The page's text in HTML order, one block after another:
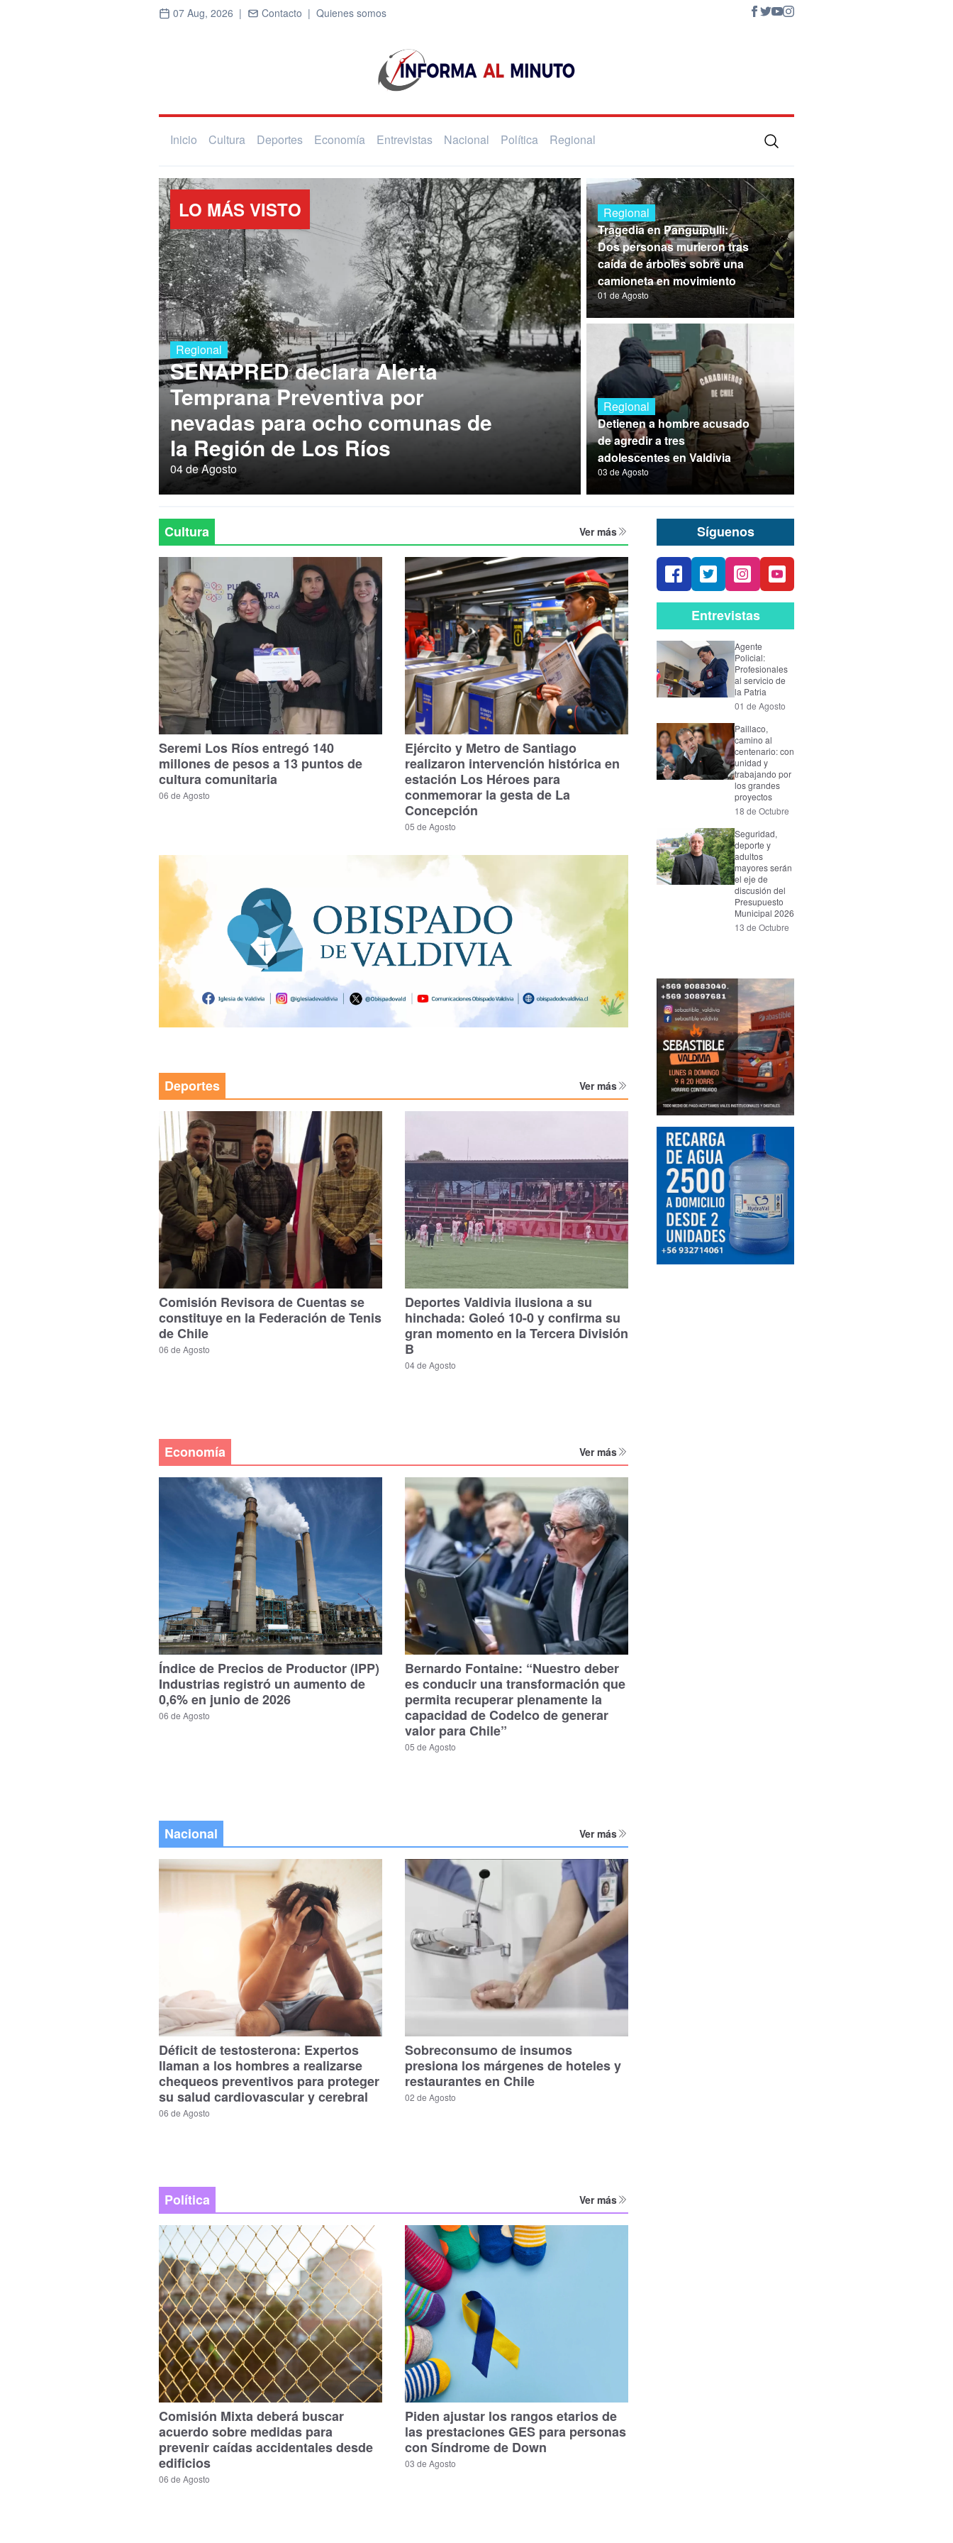
07 Aug, 2026 | Contacto | Quienes somos
Inicio Cultura Deportes Economía Entrevistas Nacional Política Regional
LO MÁS VISTO
Regional
SENAPRED declara Alerta
Temprana Preventiva por
nevadas para ocho comunas de
la Región de Los Ríos
04 de Agosto
Regional
Tragedia en Panguipulli:
Dos personas murieron tras
caída de árboles sobre una
camioneta en movimiento
01 de Agosto
Regional
Detienen a hombre acusado
de agredir a tres
adolescentes en Valdivia
03 de Agosto
Cultura Ver más
Seremi Los Ríos entregó 140
millones de pesos a 13 puntos de
cultura comunitaria
06 de Agosto
Ejército y Metro de Santiago
realizaron intervención histórica en
estación Los Héroes para
conmemorar la gesta de La
Concepción
05 de Agosto
Deportes Ver más
Comisión Revisora de Cuentas se
constituye en la Federación de Tenis
de Chile
06 de Agosto
Deportes Valdivia ilusiona a su
hinchada: Goleó 10-0 y confirma su
gran momento en la Tercera División
B
04 de Agosto
Economía Ver más
Índice de Precios de Productor (IPP)
Industrias registró un aumento de
0,6% en junio de 2026
06 de Agosto
Bernardo Fontaine: “Nuestro deber
es conducir una transformación que
permita recuperar plenamente la
capacidad de Codelco de generar
valor para Chile”
05 de Agosto
Nacional Ver más
Déficit de testosterona: Expertos
llaman a los hombres a realizarse
chequeos preventivos para proteger
su salud cardiovascular y cerebral
06 de Agosto
Sobreconsumo de insumos
presiona los márgenes de hoteles y
restaurantes en Chile
02 de Agosto
Política Ver más
Comisión Mixta deberá buscar
acuerdo sobre medidas para
prevenir caídas accidentales desde
edificios
06 de Agosto
Piden ajustar los rangos etarios de
las prestaciones GES para personas
con Síndrome de Down
03 de Agosto
Síguenos
Entrevistas
Agente
Policial:
Profesionales
al servicio de
la Patria
01 de Agosto
Paillaco,
camino al
centenario: con
unidad y
trabajando por
los grandes
proyectos
18 de Octubre
Seguridad,
deporte y
adultos
mayores serán
el eje de
discusión del
Presupuesto
Municipal 2026
13 de Octubre